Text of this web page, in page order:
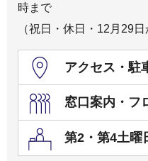
時まで
（祝日・休日・12月29
アクセス・駐
窓口案内・
第2・第4土